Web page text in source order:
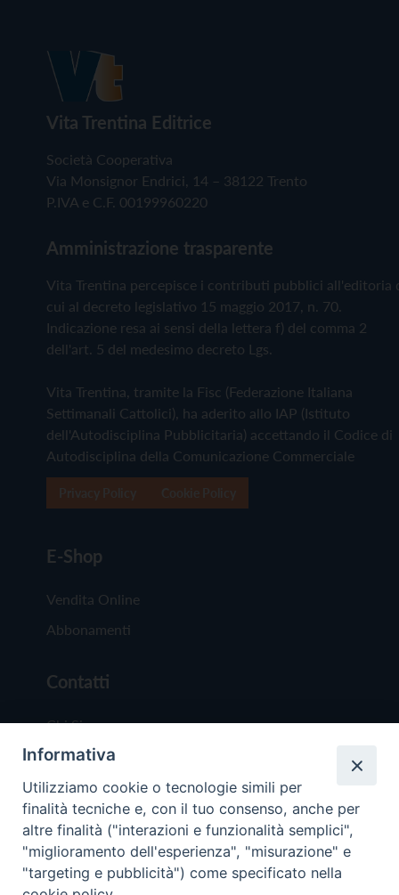
Vita Trentina Editrice
Società Cooperativa
Via Monsignor Endrici, 14 – 38122 Trento
P.IVA e C.F. 00199960220
Amministrazione trasparente
Vita Trentina percepisce i contributi pubblici all'editoria
cui al decreto legislativo 15 maggio 2017, n. 70.
Indicazione resa ai sensi della lettera f) del comma 2
dell'art. 5 del medesimo decreto Lgs.
Vita Trentina, tramite la Fisc (Federazione Italiana
Settimanali Cattolici), ha aderito allo IAP (Istituto
dell'Autodisciplina Pubblicitaria) accettando il Codice di
Autodisciplina della Comunicazione Commerciale
E-Shop
Vendita Online
Abbonamenti
Contatti
Chi Siamo
Redazione
Scrivici
Informativa
Utilizziamo cookie o tecnologie simili per
finalità tecniche e, con il tuo consenso, anche per
altre finalità ("interazioni e funzionalità semplici",
"miglioramento dell'esperienza", "misurazione" e
"targeting e pubblicità") come specificato nella